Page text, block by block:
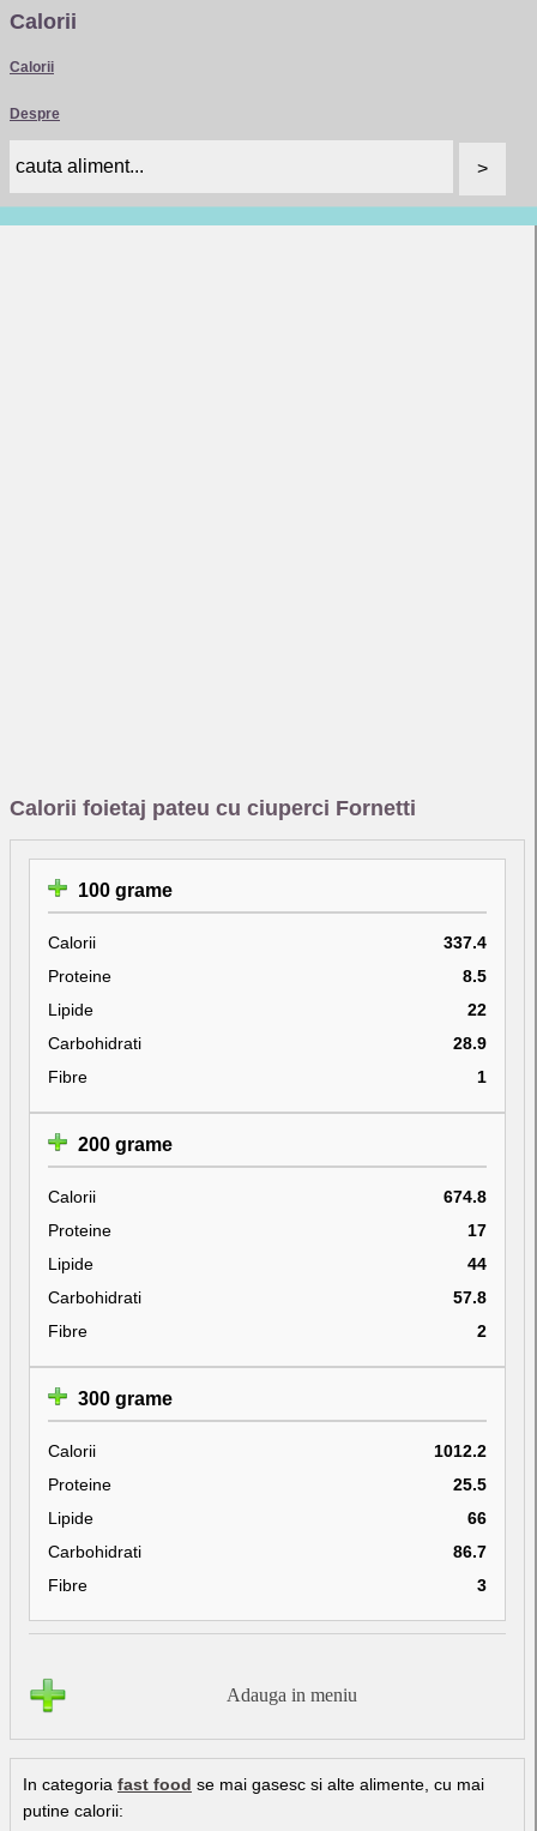
Calorii
Calorii
Despre
Calorii foietaj pateu cu ciuperci Fornetti
100 grame
Calorii
337.4
Proteine
8.5
Lipide
22
Carbohidrati
28.9
Fibre
1
200 grame
Calorii
674.8
Proteine
17
Lipide
44
Carbohidrati
57.8
Fibre
2
300 grame
Calorii
1012.2
Proteine
25.5
Lipide
66
Carbohidrati
86.7
Fibre
3
Adauga in meniu
In categoria fast food se mai gasesc si alte alimente, cu mai
putine calorii: